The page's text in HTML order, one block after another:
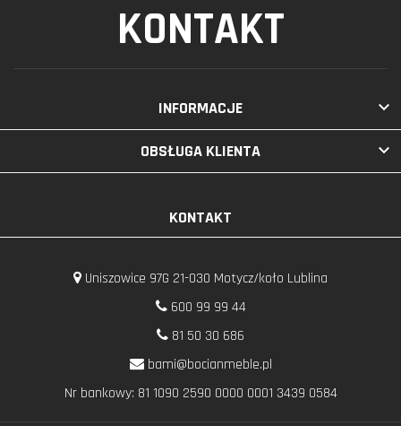
KONTAKT
INFORMACJE 
OBSŁUGA KLIENTA 
KONTAKT
Uniszowice 97G 21-030 Motycz/koło Lublina
600 99 99 44
81 50 30 686
bami@bocianmeble.pl
Nr bankowy: 81 1090 2590 0000 0001 3439 0584